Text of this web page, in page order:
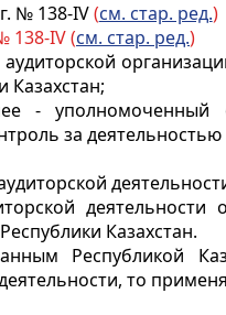
№ 138-IV(см. стар. ред.)
138-IV (см. стар. ред.)
Казахстан;
-
за
деятельности
Казахстан.
Республикой
то